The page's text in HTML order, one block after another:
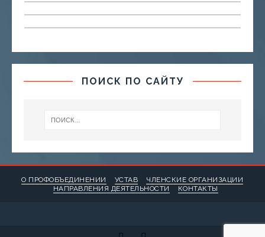
ПОИСК ПО САЙТУ
О ПРОФОБЪЕДИНЕНИИ УСТАВ
ЧЛЕНСКИЕ ОРГАНИЗАЦИИ
НАПРАВЛЕНИЯ ДЕЯТЕЛЬНОСТИ
КОНТАКТЫ